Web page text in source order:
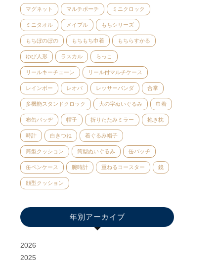
マグネット マルチポーチ ミニクロック
ミニタオル メイプル もちシリーズ
もちぼのぼの もちもち巾着 もちらすかる
ゆび人形 ラスカル らっこ
リールキーチェーン リール付マルチケース
レインボー レオパ レッサーパンダ 合掌
多機能スタンドクロック 大の字ぬいぐるみ 巾着
布缶バッヂ 帽子 折りたたみミラー 抱き枕
時計 白きつね 着ぐるみ帽子
筒型クッション 筒型ぬいぐるみ 缶バッヂ
缶ペンケース 腕時計 重ねるコースター 鏡
顔型クッション
年別アーカイブ
2026
2025